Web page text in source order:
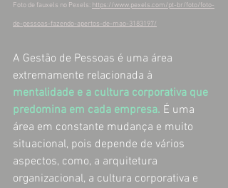
Foto de fauxels no Pexels: https://www.pexels.com/pt-br/foto/foto-
de-pessoas-fazendo-apertos-de-mao-3183197/
A Gestão de Pessoas é uma área
extremamente relacionada à
mentalidade e a cultura corporativa que
predomina em cada empresa. É uma
área em constante mudança e muito
situacional, pois depende de vários
aspectos, como, a arquitetura
organizacional, a cultura corporativa e